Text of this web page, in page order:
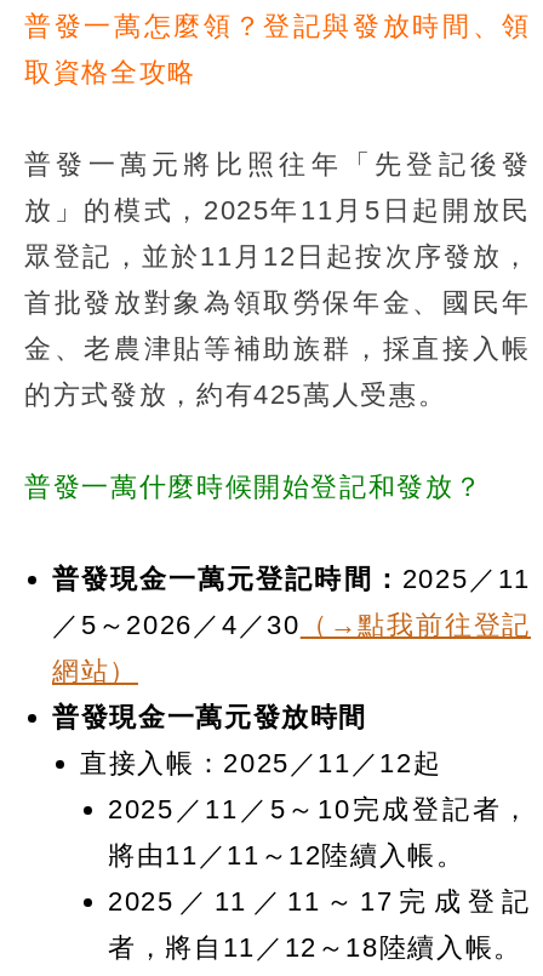
普發一萬怎麼領？登記與發放時間、領
取資格全攻略
普發一萬元將比照往年「先登記後發
放」的模式，2025年11月5日起開放民
眾登記，並於11月12日起按次序發放，
首批發放對象為領取勞保年金、國民年
金、老農津貼等補助族群，採直接入帳
的方式發放，約有425萬人受惠。
普發一萬什麼時候開始登記和發放？
普發現金一萬元登記時間： 2025／11
／5～2026／4／30 （→點我前往登記
網站）
普發現金一萬元發放時間
直接入帳：2025／11／12起
2025／11／5～10完成登記者，
將由11／11～12陸續入帳。
2025／11／11～17完成登記
者，將自11／12～18陸續入帳。